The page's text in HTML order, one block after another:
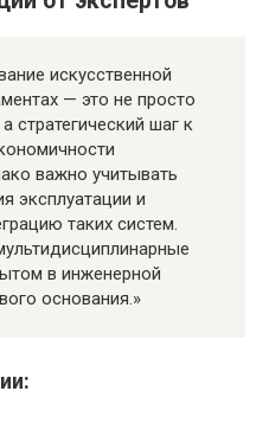
искусственной
— это не просто
стратегический шаг к
важно учитывать
эксплуатации и
таких систем.
в инженерной
основания.»